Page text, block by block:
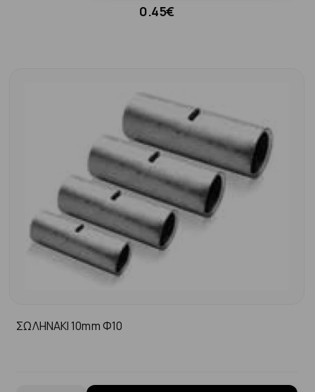
0.45€
ΣΩΛΗΝΑΚΙ 10mm Φ10